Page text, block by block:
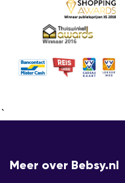
`
Meer over Bebsy.nl